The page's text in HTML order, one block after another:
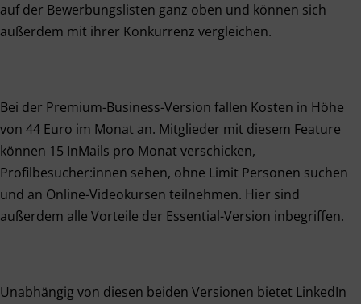
auf der Bewerbungslisten ganz oben und können sich
außerdem mit ihrer Konkurrenz vergleichen.
Bei der Premium-Business-Version fallen Kosten in Höhe
von 44 Euro im Monat an. Mitglieder mit diesem Feature
können 15 InMails pro Monat verschicken,
Profilbesucher:innen sehen, ohne Limit Personen suchen
und an Online-Videokursen teilnehmen. Hier sind
außerdem alle Vorteile der Essential-Version inbegriffen.
Unabhängig von diesen beiden Versionen bietet LinkedIn